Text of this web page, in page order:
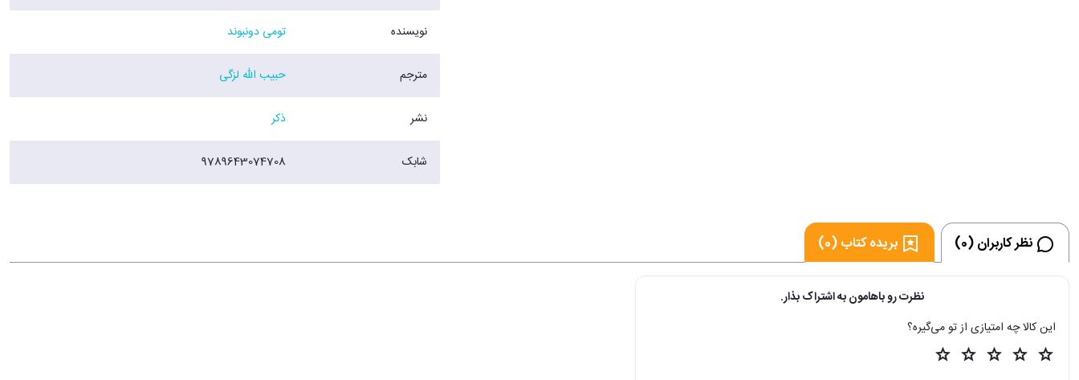
نویسنده تومی دونبوند
مترجم حبیب الله لزگی
نشر ذکر
شابک 9789643074708
نظر کاربران (0) بریده کتاب (0)
نظرت رو باهامون به اشتراک بذار.
این کالا چه امتیازی از تو می‌گیره؟